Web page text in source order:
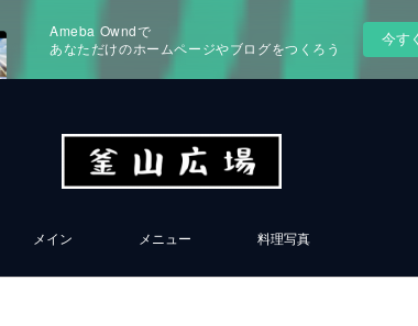
Ameba Owndで
あなただけのホームページやブログをつくろう
今す
メイン メニュー 料理写真